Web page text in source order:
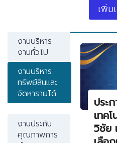
เพิ่ม
งานบริหาร
งานทั่วไป
งานบริหาร
ทรัพย์สินและ
จัดหารายได้
งานประกัน
คุณภาพการ
ประ
เทค
วิชัย